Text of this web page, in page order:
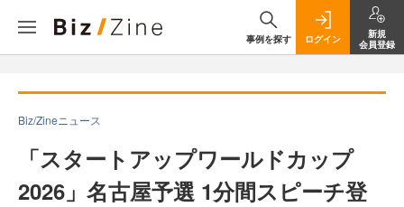
事例を探す ログイン
新規
会員登録
Biz/Zineニュース
「スタートアップワールドカップ
2026」名古屋予選 1分間スピーチ登